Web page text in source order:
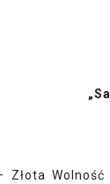
Złota